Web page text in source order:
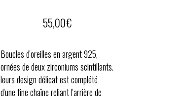
55,00€
Boucles d'oreilles en argent 925,
ornées de deux zirconiums scintillants.
leurs design délicat est complété
d'une fine chaîne reliant l'arrière de